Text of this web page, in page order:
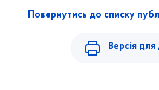
Повернутись до списку
Версія